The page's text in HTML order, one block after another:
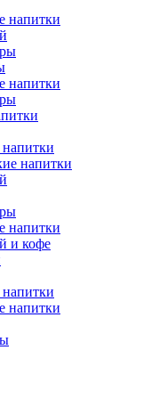
напитки
напитки
напитки
напитки
и кофе
напитки